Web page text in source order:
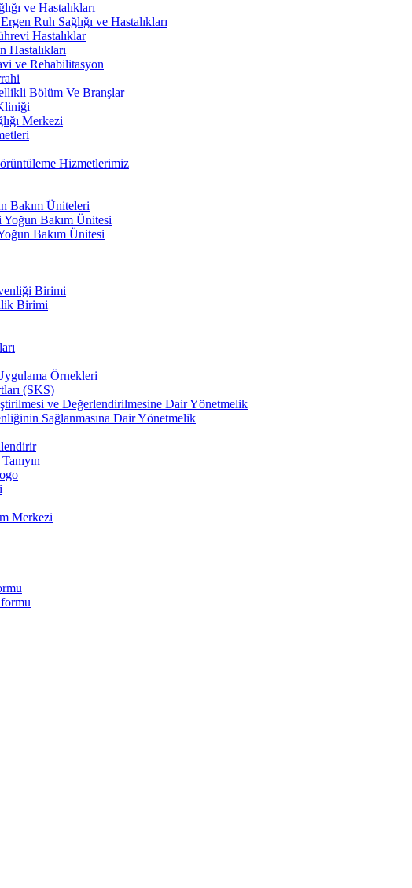
ve Hastalıkları
Ruh Sağlığı ve Hastalıkları
Hastalıklar
Hastalıkları
ve Rehabilitasyon
Bölüm Ve Branşlar
Merkezi
Hizmetlerimiz
Bakım Üniteleri
Yoğun Bakım Ünitesi
Bakım Ünitesi
Birimi
Birimi
Örnekleri
(SKS)
ve Değerlendirilmesine Dair Yönetmelik
Sağlanmasına Dair Yönetmelik
Merkezi